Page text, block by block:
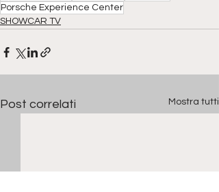
Porsche Experience Center
SHOWCAR TV
Post correlati Mostra tutti